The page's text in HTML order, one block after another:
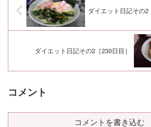
ダイエット日記その2
ダイエット日記その2［230日目］
コメント
コメントを書き込む